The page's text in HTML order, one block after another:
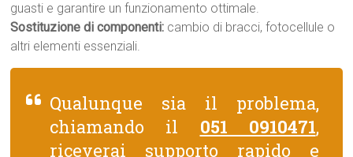
guasti e garantire un funzionamento ottimale.
Sostituzione di componenti: cambio di bracci, fotocellule o
altri elementi essenziali.
Qualunque sia il problema,
chiamando il 051 0910471,
riceverai supporto rapido e